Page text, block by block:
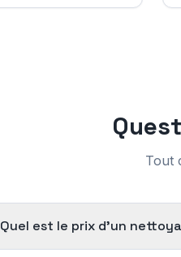
Tout
Quel est le prix d'un